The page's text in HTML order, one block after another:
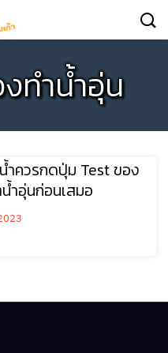
ทำน้ำอุ่น
ำควรกดปุ่ม Test ของ
ำอุ่นก่อนเสมอ